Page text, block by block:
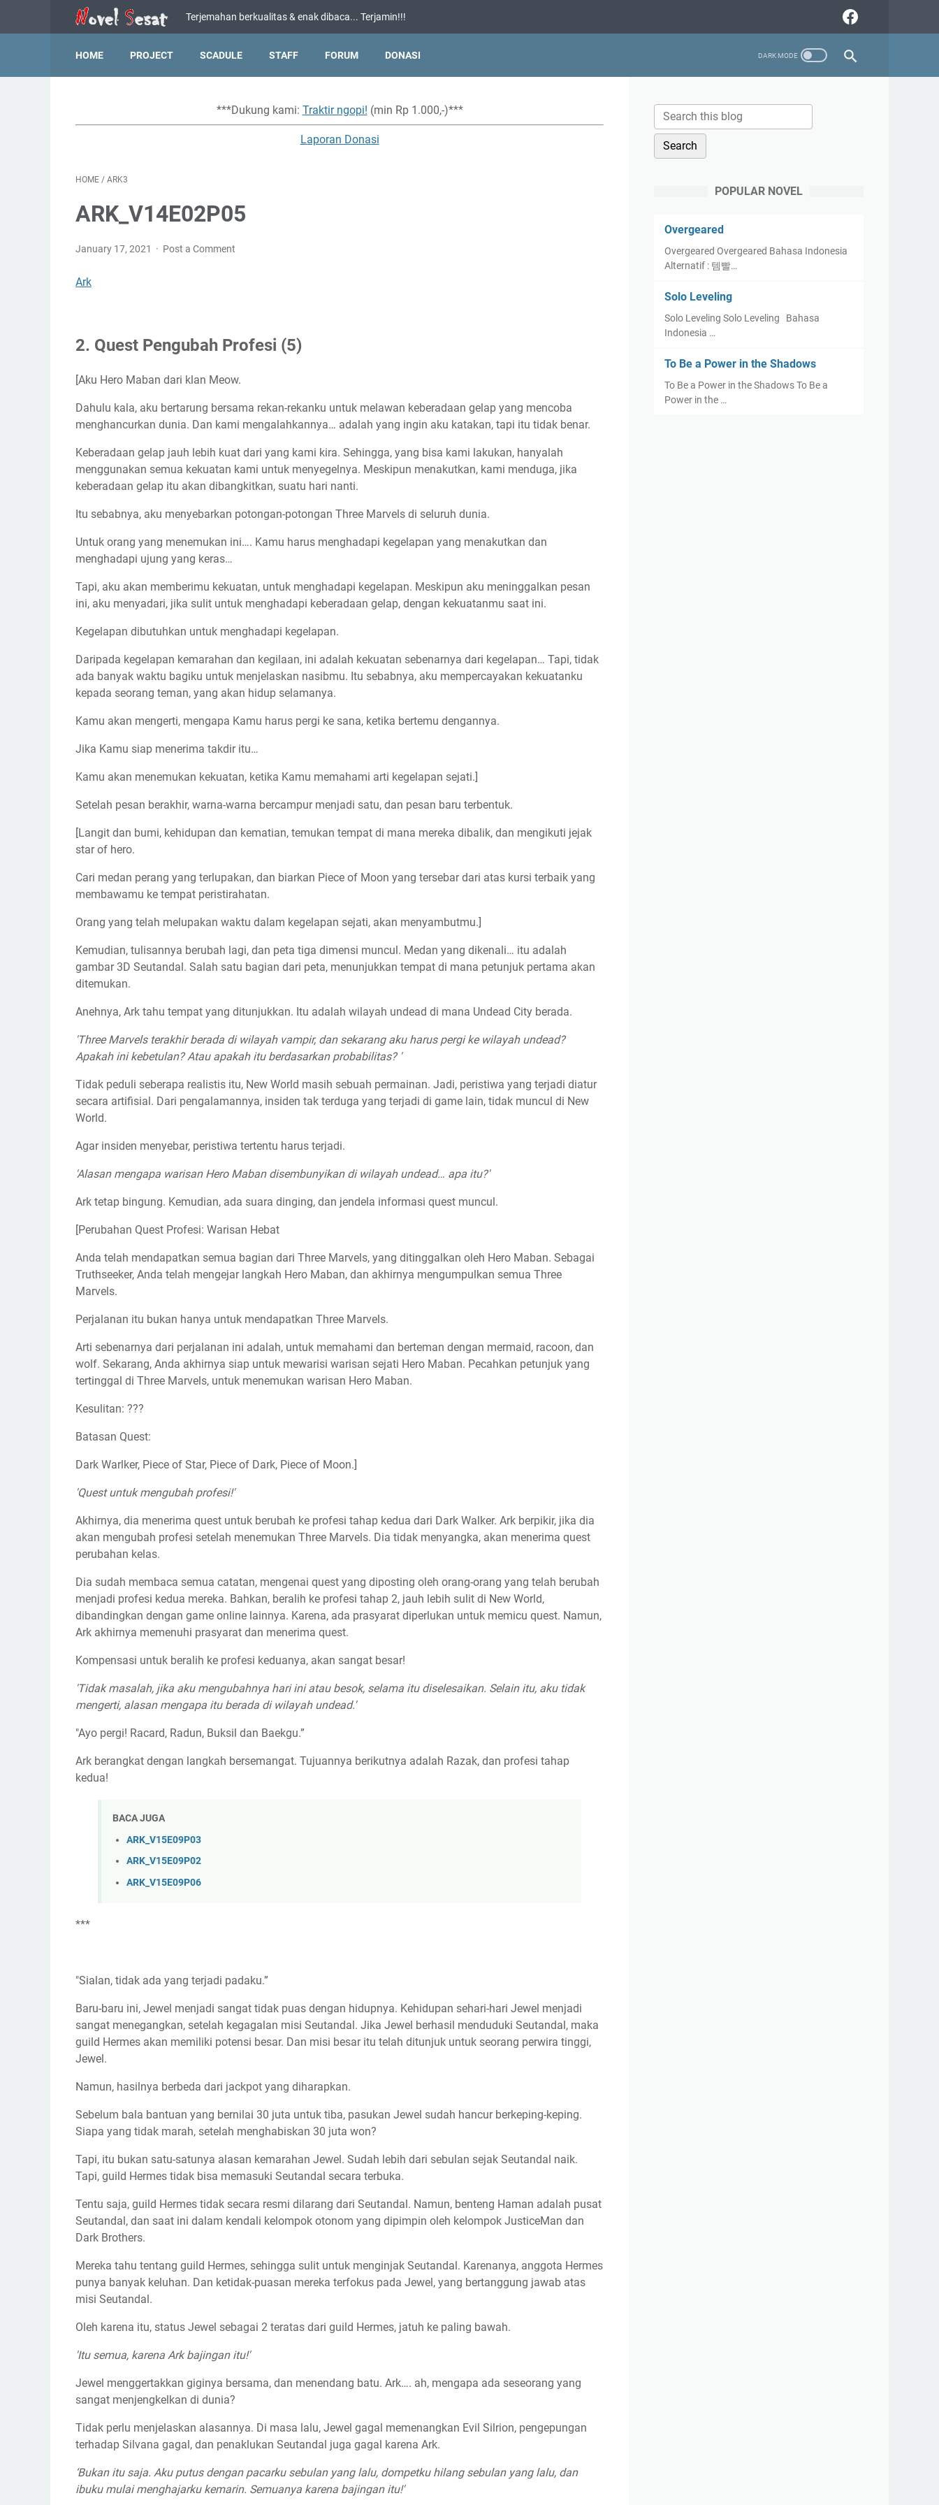
Terjemahan berkualitas & enak dibaca... Terjamin!!!
HOME PROJECT SCADULE STAFF FORUM DONASI
***Dukung kami: Traktir ngopi! (min Rp 1.000,-)***
Laporan Donasi
HOME / ARK3
ARK_V14E02P05
January 17, 2021 Post a Comment
Ark
2. Quest Pengubah Profesi (5)
[Aku Hero Maban dari klan Meow.
Dahulu kala, aku bertarung bersama rekan-rekanku untuk melawan keberadaan gelap yang mencoba
menghancurkan dunia. Dan kami mengalahkannya… ​​adalah yang ingin aku katakan, tapi itu tidak benar.
Keberadaan gelap jauh lebih kuat dari yang kami kira. Sehingga, yang bisa kami lakukan, hanyalah
menggunakan semua kekuatan kami untuk menyegelnya. Meskipun menakutkan, kami menduga, jika
keberadaan gelap itu akan dibangkitkan, suatu hari nanti.
Itu sebabnya, aku menyebarkan potongan-potongan Three Marvels di seluruh dunia.
Untuk orang yang menemukan ini…. Kamu harus menghadapi kegelapan yang menakutkan dan
menghadapi ujung yang keras…
Tapi, aku akan memberimu kekuatan, untuk menghadapi kegelapan. Meskipun aku meninggalkan pesan
ini, aku menyadari, jika sulit untuk menghadapi keberadaan gelap, dengan kekuatanmu saat ini.
Kegelapan dibutuhkan untuk menghadapi kegelapan.
Daripada kegelapan kemarahan dan kegilaan, ini adalah kekuatan sebenarnya dari kegelapan… Tapi, tidak
ada banyak waktu bagiku untuk menjelaskan nasibmu. Itu sebabnya, aku mempercayakan kekuatanku
kepada seorang teman, yang akan hidup selamanya.
Kamu akan mengerti, mengapa Kamu harus pergi ke sana, ketika bertemu dengannya.
Jika Kamu siap menerima takdir itu…
Kamu akan menemukan kekuatan, ketika Kamu memahami arti kegelapan sejati.]
Setelah pesan berakhir, warna-warna bercampur menjadi satu, dan pesan baru terbentuk.
[Langit dan bumi, kehidupan dan kematian, temukan tempat di mana mereka dibalik, dan mengikuti jejak
star of hero.
Cari medan perang yang terlupakan, dan biarkan Piece of Moon yang tersebar dari atas kursi terbaik yang
membawamu ke tempat peristirahatan.
Orang yang telah melupakan waktu dalam kegelapan sejati, akan menyambutmu.]
Kemudian, tulisannya berubah lagi, dan peta tiga dimensi muncul. Medan yang dikenali… itu adalah
gambar 3D Seutandal. Salah satu bagian dari peta, menunjukkan tempat di mana petunjuk pertama akan
ditemukan.
Anehnya, Ark tahu tempat yang ditunjukkan. Itu adalah wilayah undead di mana Undead City berada.
'Three Marvels terakhir berada di wilayah vampir, dan sekarang aku harus pergi ke wilayah undead?
Apakah ini kebetulan? Atau apakah itu berdasarkan probabilitas? '
Tidak peduli seberapa realistis itu, New World masih sebuah permainan. Jadi, peristiwa yang terjadi diatur
secara artifisial. Dari pengalamannya, insiden tak terduga yang terjadi di game lain, tidak muncul di New
World.
Agar insiden menyebar, peristiwa tertentu harus terjadi.
'Alasan mengapa warisan Hero Maban disembunyikan di wilayah undead… apa itu?'
Ark tetap bingung. Kemudian, ada suara dinging, dan jendela informasi quest muncul.
[Perubahan Quest Profesi: Warisan Hebat
Anda telah mendapatkan semua bagian dari Three Marvels, yang ditinggalkan oleh Hero Maban. Sebagai
Truthseeker, Anda telah mengejar langkah Hero Maban, dan akhirnya mengumpulkan semua Three
Marvels.
Perjalanan itu bukan hanya untuk mendapatkan Three Marvels.
Arti sebenarnya dari perjalanan ini adalah, untuk memahami dan berteman dengan mermaid, racoon, dan
wolf. Sekarang, Anda akhirnya siap untuk mewarisi warisan sejati Hero Maban. Pecahkan petunjuk yang
tertinggal di Three Marvels, untuk menemukan warisan Hero Maban.
Kesulitan: ???
Batasan Quest:
Dark Warlker, Piece of Star, Piece of Dark, Piece of Moon.]
'Quest untuk mengubah profesi!'
Akhirnya, dia menerima quest untuk berubah ke profesi tahap kedua dari Dark Walker. Ark berpikir, jika dia
akan mengubah profesi setelah menemukan Three Marvels. Dia tidak menyangka, akan menerima quest
perubahan kelas.
Dia sudah membaca semua catatan, mengenai quest yang diposting oleh orang-orang yang telah berubah
menjadi profesi kedua mereka. Bahkan, beralih ke profesi tahap 2, jauh lebih sulit di New World,
dibandingkan dengan game online lainnya. Karena, ada prasyarat diperlukan untuk memicu quest. Namun,
Ark akhirnya memenuhi prasyarat dan menerima quest.
Kompensasi untuk beralih ke profesi keduanya, akan sangat besar!
'Tidak masalah, jika aku mengubahnya hari ini atau besok, selama itu diselesaikan. Selain itu, aku tidak
mengerti, alasan mengapa itu berada di wilayah undead.'
"Ayo pergi! Racard, Radun, Buksil dan Baekgu.”
Ark berangkat dengan langkah bersemangat. Tujuannya berikutnya adalah Razak, dan profesi tahap
kedua!
BACA JUGA
ARK_V15E09P03
ARK_V15E09P02
ARK_V15E09P06
***
"Sialan, tidak ada yang terjadi padaku.”
Baru-baru ini, Jewel menjadi sangat tidak puas dengan hidupnya. Kehidupan sehari-hari Jewel menjadi
sangat menegangkan, setelah kegagalan misi Seutandal. Jika Jewel berhasil menduduki Seutandal, maka
guild Hermes akan memiliki potensi besar. Dan misi besar itu telah ditunjuk untuk seorang perwira tinggi,
Jewel.
Namun, hasilnya berbeda dari jackpot yang diharapkan.
Sebelum bala bantuan yang bernilai 30 juta untuk tiba, pasukan Jewel sudah hancur berkeping-keping.
Siapa yang tidak marah, setelah menghabiskan 30 juta won?
Tapi, itu bukan satu-satunya alasan kemarahan Jewel. Sudah lebih dari sebulan sejak Seutandal naik.
Tapi, guild Hermes tidak bisa memasuki Seutandal secara terbuka.
Tentu saja, guild Hermes tidak secara resmi dilarang dari Seutandal. Namun, benteng Haman adalah pusat
Seutandal, dan saat ini dalam kendali kelompok otonom yang dipimpin oleh kelompok JusticeMan dan
Dark Brothers.
Mereka tahu tentang guild Hermes, sehingga sulit untuk menginjak Seutandal. Karenanya, anggota Hermes
punya banyak keluhan. Dan ketidak-puasan mereka terfokus pada Jewel, yang bertanggung jawab atas
misi Seutandal.
Oleh karena itu, status Jewel sebagai 2 teratas dari guild Hermes, jatuh ke paling bawah.
'Itu semua, karena Ark bajingan itu!'
Jewel menggertakkan giginya bersama, dan menendang batu. Ark…. ah, mengapa ada seseorang yang
sangat menjengkelkan di dunia?
Tidak perlu menjelaskan alasannya. Di masa lalu, Jewel gagal memenangkan Evil Silrion, pengepungan
terhadap Silvana gagal, dan penaklukan Seutandal juga gagal karena Ark.
‘Bukan itu saja. Aku putus dengan pacarku sebulan yang lalu, dompetku hilang sebulan yang lalu, dan
ibuku mulai menghajarku kemarin. Semuanya karena bajingan itu!'
POPULAR NOVEL
Overgeared
Overgeared Overgeared Bahasa Indonesia
Alternatif : 템빨…
Solo Leveling
Solo Leveling Solo Leveling Bahasa
Indonesia …
To Be a Power in the Shadows
To Be a Power in the Shadows To Be a
Power in the …